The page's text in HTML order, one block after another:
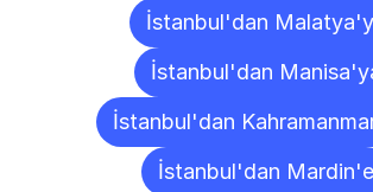
İstanbul'dan
İstanbul'dan
İstanbul'dan
İstanbul'dan Mardin'e